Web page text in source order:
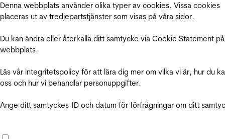
Denna webbplats använder olika typer av cookies. Vissa cookies
placeras ut av tredjepartstjänster som visas på våra sidor.
Du kan ändra eller återkalla ditt samtycke via Cookie Statement
webbplats.
Läs vår integritetspolicy för att lära dig mer om vilka vi är, hur du
oss och hur vi behandlar personuppgifter.
Ange ditt samtyckes-ID och datum för förfrågningar om ditt